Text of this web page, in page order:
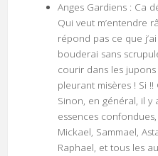
Anges Gardiens : Ca
Qui veut m’entendre
répond pas ce que
bouderai sans
courir dans les
pleurant misères ! Si
Sinon, en général, il
essences
Mickael, Sammael,
Raphael, et tous les